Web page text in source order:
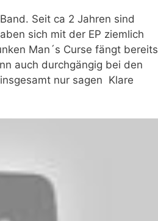
Seit ca 2 Jahren sind
sich mit der EP ziemlich
Man´s Curse fängt bereits
auch durchgängig bei den
nur sagen Klare